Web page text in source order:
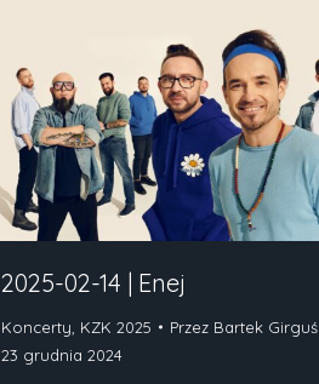
2025-02-14 | Enej
Koncerty KZK 2025 Przez Bartek Girguś
23 grudnia 2024